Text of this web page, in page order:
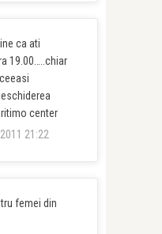
ca ati
19.00…..chiar
center
21:22
femei din